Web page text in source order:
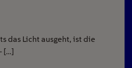
das Licht ausgeht, ist die
[…]